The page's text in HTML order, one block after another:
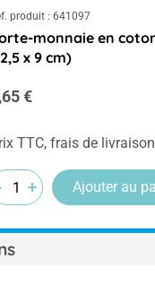
produit : 641097
monnaie en
x 9 cm)
régulier :
€
TTC, frais de
+
+
+ Ajouter au